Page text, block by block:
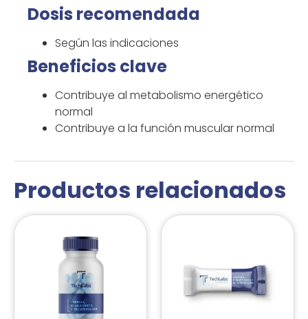
Dosis recomendada
Según las indicaciones
Beneficios clave
Contribuye al metabolismo energético
normal
Contribuye a la función muscular normal
Productos relacionados